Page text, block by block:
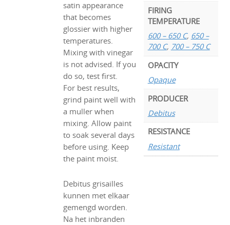
satin appearance
that becomes
glossier with higher
temperatures.
Mixing with vinegar
is not advised. If you
do so, test first.
For best results,
grind paint well with
a muller when
mixing. Allow paint
to soak several days
before using. Keep
the paint moist.
Debitus grisailles
kunnen met elkaar
gemengd worden.
Na het inbranden
FIRING
TEMPERATURE
600 – 650 C, 650 –
700 C, 700 – 750 C
OPACITY
Opaque
PRODUCER
Debitus
RESISTANCE
Resistant